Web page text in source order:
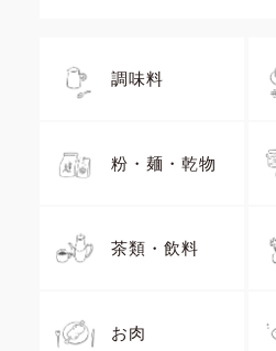
調味料
粉・麺・乾物
茶類・飲料
お肉